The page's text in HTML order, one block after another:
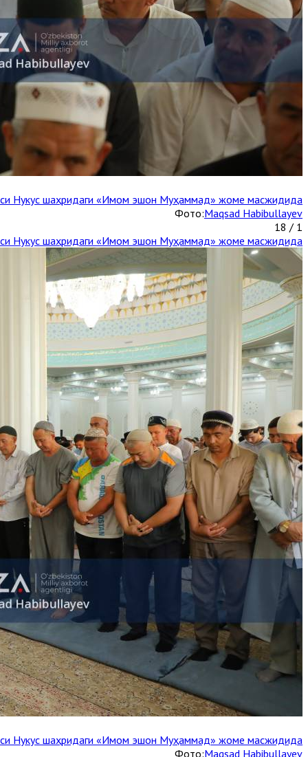
Нукус шаҳридаги «Имом эшон Муҳаммад» жоме масжидида
Фото:Maqsad Habibullayev
1 / 18
Нукус шаҳридаги «Имом эшон Муҳаммад» жоме масжидида
Нукус шаҳридаги «Имом эшон Муҳаммад» жоме масжидида
Фото:Maqsad Habibullayev